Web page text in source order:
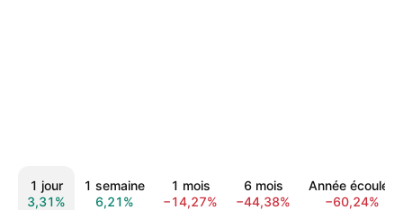
1 jour
3,31%
1 semaine
6,21%
1 mois
−14,27%
6 mois
−44,38%
Année écoulée
−60,24%